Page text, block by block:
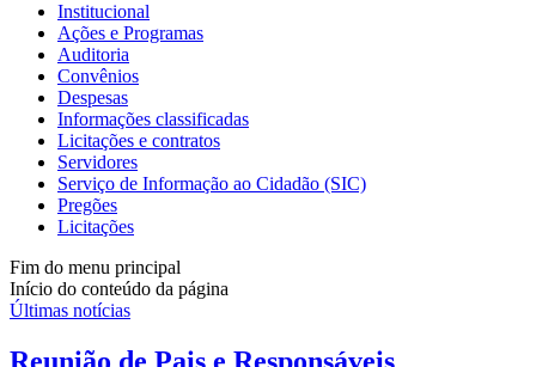
Institucional
Ações e Programas
Auditoria
Convênios
Despesas
Informações classificadas
Licitações e contratos
Servidores
Serviço de Informação ao Cidadão (SIC)
Pregões
Licitações
Fim do menu principal
Início do conteúdo da página
Últimas notícias